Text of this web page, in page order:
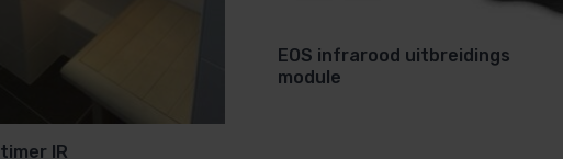
IR
EOS infrarood uitbreidings
module